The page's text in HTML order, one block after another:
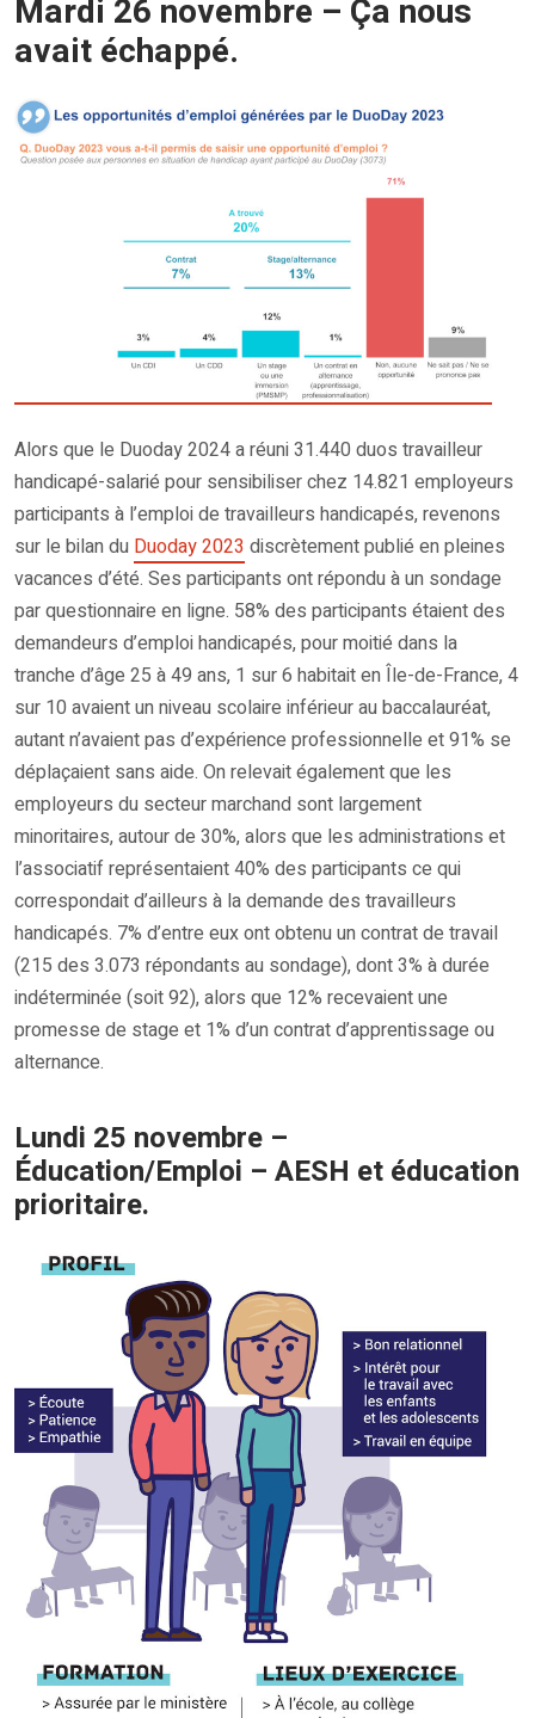
Mardi 26 novembre – Ça nous
avait échappé.
Alors que le Duoday 2024 a réuni 31.440 duos travailleur
handicapé-salarié pour sensibiliser chez 14.821 employeurs
participants à l’emploi de travailleurs handicapés, revenons
sur le bilan du Duoday 2023 discrètement publié en pleines
vacances d’été. Ses participants ont répondu à un sondage
par questionnaire en ligne. 58% des participants étaient des
demandeurs d’emploi handicapés, pour moitié dans la
tranche d’âge 25 à 49 ans, 1 sur 6 habitait en Île-de-France, 4
sur 10 avaient un niveau scolaire inférieur au baccalauréat,
autant n’avaient pas d’expérience professionnelle et 91% se
déplaçaient sans aide. On relevait également que les
employeurs du secteur marchand sont largement
minoritaires, autour de 30%, alors que les administrations et
l’associatif représentaient 40% des participants ce qui
correspondait d’ailleurs à la demande des travailleurs
handicapés. 7% d’entre eux ont obtenu un contrat de travail
(215 des 3.073 répondants au sondage), dont 3% à durée
indéterminée (soit 92), alors que 12% recevaient une
promesse de stage et 1% d’un contrat d’apprentissage ou
alternance.
Lundi 25 novembre –
Éducation/Emploi – AESH et éducation
prioritaire.